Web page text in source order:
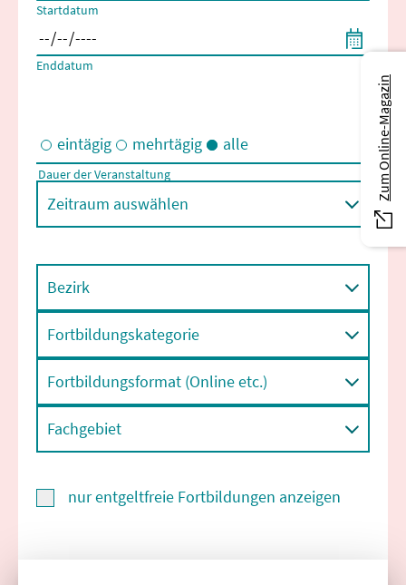
Startdatum
Enddatum
Eintägige und/oder mehrtägige Veranstaltungen
eintägig mehrtägig alle
Dauer der Veranstaltung
Zeitraum auswählen
Bezirk
Fortbildungskategorie
Fortbildungsformat (Online etc.)
Fachgebiet
nur entgeltfreie Fortbildungen anzeigen
Zum Online-Magazin